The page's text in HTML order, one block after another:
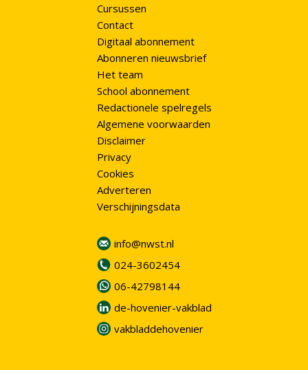
Cursussen
Contact
Digitaal abonnement
Abonneren nieuwsbrief
Het team
School abonnement
Redactionele spelregels
Algemene voorwaarden
Disclaimer
Privacy
Cookies
Adverteren
Verschijningsdata
info@nwst.nl
024-3602454
06-42798144
de-hovenier-vakblad
vakbladdehovenier